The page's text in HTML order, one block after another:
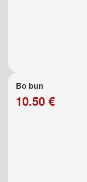
Bo bun
10.50 €